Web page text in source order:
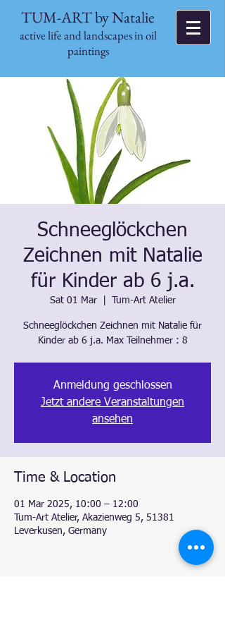
TUM-ART by Natalie
active life and landscapes in oil
paintings
Schneeglöckchen
Zeichnen mit Natalie
für Kinder ab 6 j.a.
Sat 01 Mar
  |
Tum-Art Atelier
Schneeglöckchen Zeichnen mit Natalie für
Anmeldung geschlossen
Jetzt andere Veranstaltungen
ansehen
Time & Location
01 Mar 2025, 10:00 – 12:00
Tum-Art Atelier, Akazienweg 5, 51381
Leverkusen, Germany